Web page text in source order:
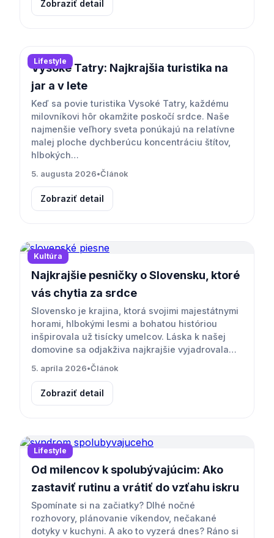
Zobraziť detail
Lifestyle
Vysoké Tatry: Najkrajšia turistika na
jar a v lete
Keď sa povie turistika Vysoké Tatry, každému
milovníkovi hôr okamžite poskočí srdce. Naše
najmenšie veľhory sveta ponúkajú na relatívne
malej ploche dychberúcu koncentráciu štítov,
hlbokých…
5. augusta 2026•Článok
Zobraziť detail
Kultúra
Najkrajšie pesničky o Slovensku, ktoré
vás chytia za srdce
Slovensko je krajina, ktorá svojimi majestátnymi
horami, hlbokými lesmi a bohatou históriou
inšpirovala už tisícky umelcov. Láska k našej
domovine sa odjakživa najkrajšie vyjadrovala…
5. apríla 2026•Článok
Zobraziť detail
Lifestyle
Od milencov k spolubývajúcim: Ako
zastaviť rutinu a vrátiť do vzťahu iskru
Spomínate si na začiatky? Dlhé nočné
rozhovory, plánovanie víkendov, nečakané
dotyky v kuchyni. A ako to vyzerá dnes? Ráno si